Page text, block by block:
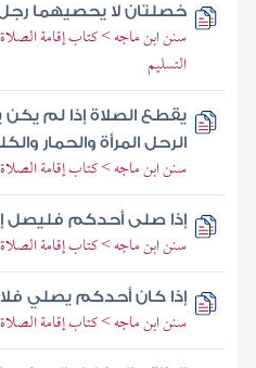
خصلتان لا يحصيهما
سنن ابن ماجه > كتاب إقامة
التسليم
يقطع الصلاة إذا لم
الرحل المرأة والحمار
سنن ابن ماجه > كتاب إقامة
إذا صلى أحدكم فليصل
سنن ابن ماجه > كتاب إقامة
إذا كان أحدكم يصلي فلا
سنن ابن ماجه > كتاب إقامة